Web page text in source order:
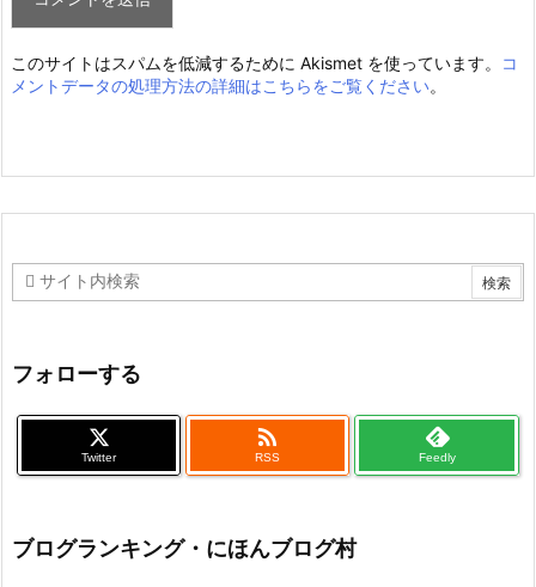
このサイトはスパムを低減するために Akismet を使っています。
コ
メントデータの処理方法の詳細はこちらをご覧ください。
フォローする
Twitter

RSS Feedly
ブログランキング・にほんブログ村